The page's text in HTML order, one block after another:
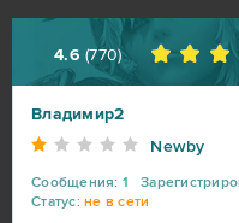
4.6 (770)
Владимир2
Newby
Сообщения: 1
Статус: не в сети